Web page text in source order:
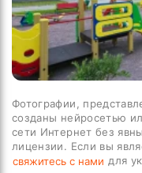
Фотографии,
созданы нейросетью
сети Интернет без
лицензии. Если вы
свяжитесь с нами для